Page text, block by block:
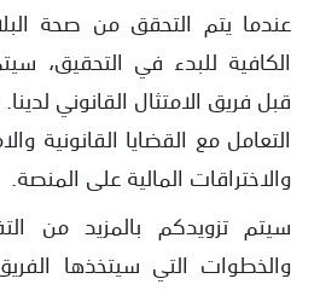
عندما يتم التحقق من صحة
الكافية للبدء في التحقيق،
قبل فريق الامتثال القانوني
التعامل مع القضايا القانونية
والاختراقات المالية على المنصة.
سيتم تزويدكم بالمزيد من
والخطوات التي سيتخذها